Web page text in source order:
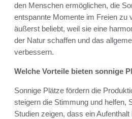
den Menschen ermöglichen, die
entspannte Momente im Freien zu
äußerst beliebt, weil sie eine
der Natur schaffen und das
verbessern.
Welche Vorteile bieten sonnige
Sonnige Plätze fördern die
steigern die Stimmung und helfen,
Studien zeigen, dass ein